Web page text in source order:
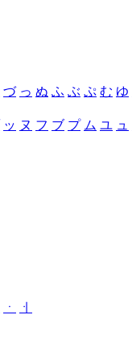
づ っ ぬ ふ ぶ ぷ む ゆ
ッ ヌ フ ブ プ ム ユ ュ
ㆍ
ㆎ